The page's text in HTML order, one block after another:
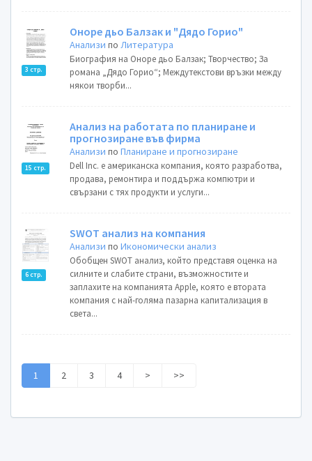
3 стр.
Оноре дьо Балзак и "Дядо Горио"
Анализи поЛитература
Биография на Оноре дьо Балзак; Творчество; За
романа „Дядо Горио“; Междутекстови връзки между
някои творби...
15 стр.
Анализ на работата по планиране и
прогнозиране във фирма
Анализи поПланиране и прогнозиране
Dell Inc. е американска компания, която разработва,
продава, ремонтира и поддържа компютри и
свързани с тях продукти и услуги...
6 стр.
SWOT анализ на компания
Анализи поИкономически анализ
Обобщен SWOT анализ, който представя оценка на
силните и слабите страни, възможностите и
заплахите на компанията Apple, която е втората
компания с най-голяма пазарна капитализация в
света...
1 2 3 4 > >>